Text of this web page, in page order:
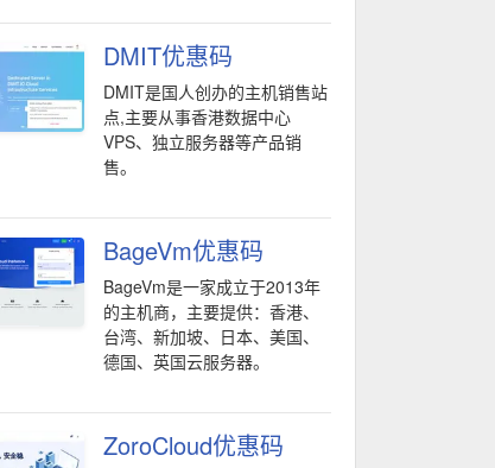
DMIT优惠码
DMIT是国人创办的主机销售站
点,主要从事香港数据中心
VPS、独立服务器等产品销
售。
BageVm优惠码
BageVm是一家成立于2013年
的主机商，主要提供：香港、
台湾、新加坡、日本、美国、
德国、英国云服务器。
ZoroCloud优惠码